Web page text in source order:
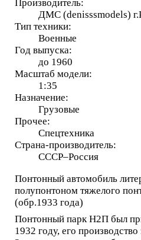
Производитель:
ДМС (denisssmodels)
Тип техники:
Военные
Год выпуска:
до 1960
Масштаб модели:
1:35
Назначение:
Грузовые
Прочее:
Спецтехника
Страна-производитель:
СССР–Россия
Понтонный автомобиль
полупонтоном тяжелого
(обр.1933 года)
Понтонный парк Н2П был
1932 году, его